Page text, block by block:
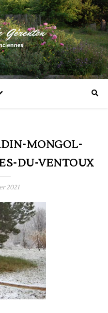
MONGOL-
DU-VENTOUX
2021